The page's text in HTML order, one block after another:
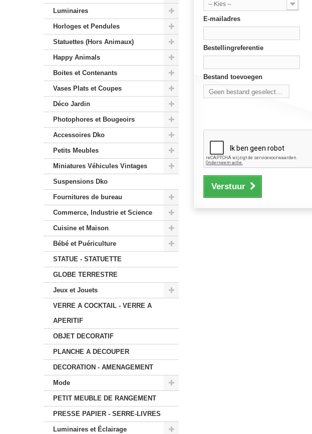
Luminaires
Horloges et Pendules
Statuettes (Hors Animaux)
Happy Animals
Boites et Contenants
Vases Plats et Coupes
Déco Jardin
Photophores et Bougeoirs
Accessoires Dko
Petits Meubles
Miniatures Véhicules Vintages
Suspensions Dko
Fournitures de bureau
Commerce, Industrie et Science
Cuisine et Maison
Bébé et Puériculture
STATUE - STATUETTE
GLOBE TERRESTRE
Jeux et Jouets
VERRE A COCKTAIL - VERRE A
APERITIF
OBJET DECORATIF
PLANCHE A DECOUPER
DECORATION - AMENAGEMENT
Mode
PETIT MEUBLE DE RANGEMENT
PRESSE PAPIER - SERRE-LIVRES
Luminaires et Éclairage
-- Kies --
E-mailadres
Bestellingreferentie
Bestand toevoegen
Geen bestand geselecteerd
Verstuur